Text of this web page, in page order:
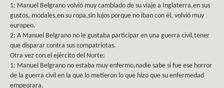
1: Manuel Belgrano volvió muy cambiado de su viaje a Inglaterra,en sus
gustos, modales,en su ropa,sin lujos porque no iban con él, volvió muy
europeo.
2: A Manuel Belgrano no le gustaba participar en una guerra civil,tener
que disparar contra sus compatriotas.
Otra vez con el ejército del Norte:
1: Manuel Belgrano no estaba muy enfermo,nadie sabe si fue ese horror
de la guerra civil en la que lo metieron lo que hizo que su enfermedad
empeorara.